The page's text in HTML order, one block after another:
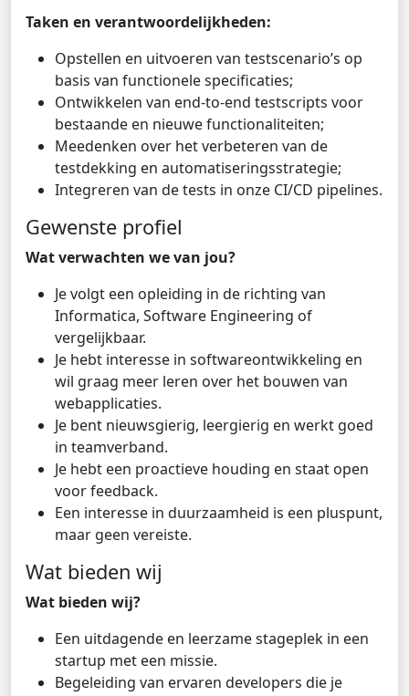
Taken en verantwoordelijkheden:
Opstellen en uitvoeren van testscenario’s op
basis van functionele specificaties;
Ontwikkelen van end-to-end testscripts voor
bestaande en nieuwe functionaliteiten;
Meedenken over het verbeteren van de
testdekking en automatiseringsstrategie;
Integreren van de tests in onze CI/CD pipelines.
Gewenste profiel
Wat verwachten we van jou?
Je volgt een opleiding in de richting van
Informatica, Software Engineering of
vergelijkbaar.
Je hebt interesse in softwareontwikkeling en
wil graag meer leren over het bouwen van
webapplicaties.
Je bent nieuwsgierig, leergierig en werkt goed
in teamverband.
Je hebt een proactieve houding en staat open
voor feedback.
Een interesse in duurzaamheid is een pluspunt,
maar geen vereiste.
Wat bieden wij
Wat bieden wij?
Een uitdagende en leerzame stageplek in een
startup met een missie.
Begeleiding van ervaren developers die je